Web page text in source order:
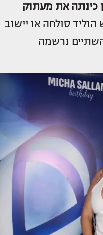
כינתה את מעתוק
סולחה או יישוב
נרשמה